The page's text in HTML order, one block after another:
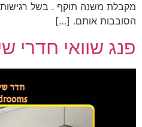
מקבלת משנה תוקף . בשל
הסובבות אותם. […]
פנג שוואי חדרי